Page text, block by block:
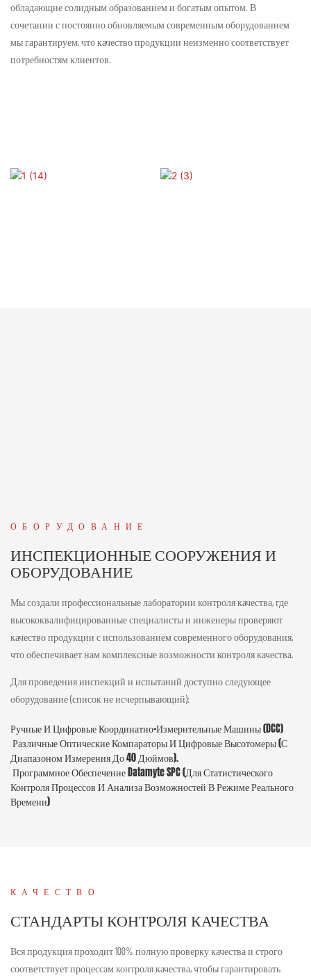
обладающие солидным образованием и богатым опытом. В
сочетании с постоянно обновляемым современным оборудованием
мы гарантируем, что качество продукции неизменно соответствует
потребностям клиентов.
ОБОРУДОВАНИЕ
ИНСПЕКЦИОННЫЕ СООРУЖЕНИЯ И
ОБОРУДОВАНИЕ
Мы создали профессиональные лаборатории контроля качества, где
высококвалифицированные специалисты и инженеры проверяют
качество продукции с использованием современного оборудования,
что обеспечивает нам комплексные возможности контроля качества.
Для проведения инспекций и испытаний доступно следующее
оборудование (список не исчерпывающий):
Ручные И Цифровые Координатно-Измерительные Машины (DCC)
Различные Оптические Компараторы И Цифровые Высотомеры (с
Диапазоном Измерения До 40 Дюймов).
Программное Обеспечение Datamyte SPC (для Статистического
Контроля Процессов И Анализа Возможностей В Режиме Реального
Времени)
КАЧЕСТВО
СТАНДАРТЫ КОНТРОЛЯ КАЧЕСТВА
Вся продукция проходит 100% полную проверку качества и строго
соответствует процессам контроля качества, чтобы гарантировать